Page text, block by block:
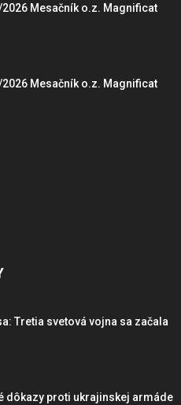
2026 Mesačník o.z. Magnificat
2026 Mesačník o.z. Magnificat
Tretia svetová vojna sa začala
dôkazy proti ukrajinskej armáde